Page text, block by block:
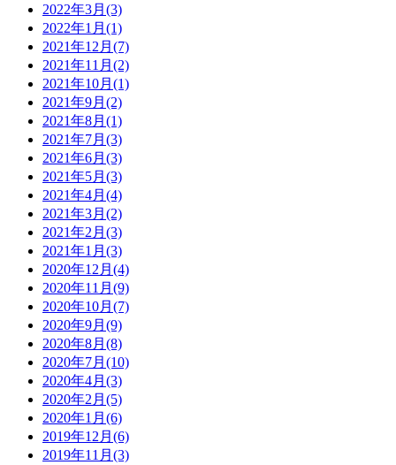
2022年3月(3)
2022年1月(1)
2021年12月(7)
2021年11月(2)
2021年10月(1)
2021年9月(2)
2021年8月(1)
2021年7月(3)
2021年6月(3)
2021年5月(3)
2021年4月(4)
2021年3月(2)
2021年2月(3)
2021年1月(3)
2020年12月(4)
2020年11月(9)
2020年10月(7)
2020年9月(9)
2020年8月(8)
2020年7月(10)
2020年4月(3)
2020年2月(5)
2020年1月(6)
2019年12月(6)
2019年11月(3)